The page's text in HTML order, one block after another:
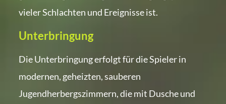
vieler Schlachten und Ereignisse ist.
Unterbringung
Die Unterbringung erfolgt für die Spieler in
modernen, geheizten, sauberen
Jugendherbergszimmern, die mit Dusche und